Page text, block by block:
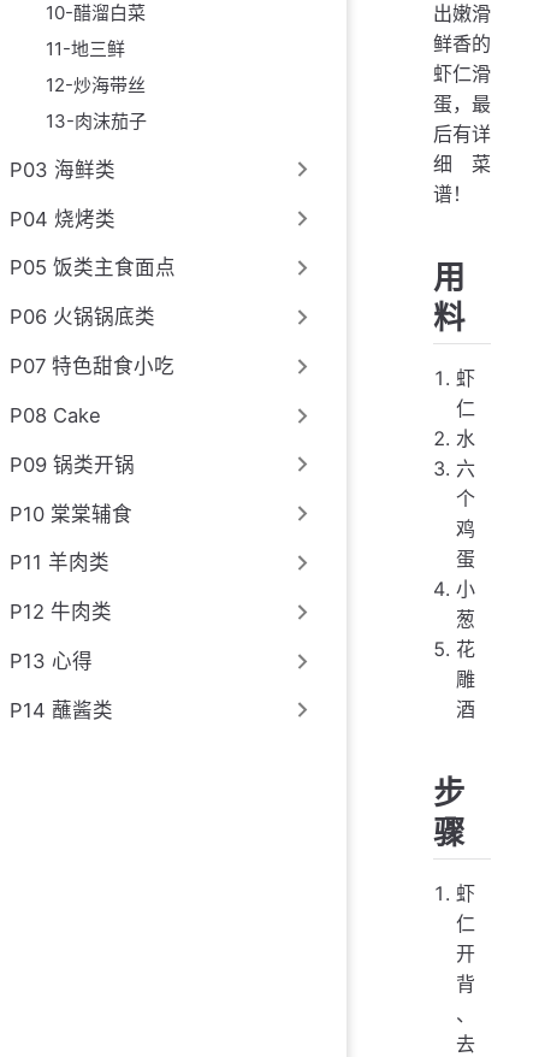
10-醋溜白菜
11-地三鲜
12-炒海带丝
13-肉沫茄子
P03 海鲜类
P04 烧烤类
P05 饭类主食面点
P06 火锅锅底类
P07 特色甜食小吃
P08 Cake
P09 锅类开锅
P10 棠棠辅食
P11 羊肉类
P12 牛肉类
P13 心得
P14 蘸酱类
出嫩滑
鲜香的
虾仁滑
蛋，最
后有详
细菜
谱！
用
料
虾
仁
水
六
个
鸡
蛋
小
葱
花
雕
酒
步
骤
虾
仁
开
背
、
去